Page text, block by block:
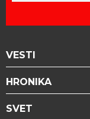
VESTI
HRONIKA
SVET